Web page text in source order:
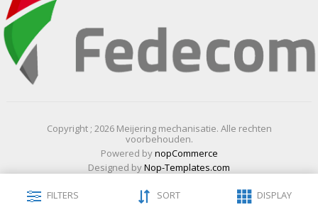
Copyright ; 2026 Meijering mechanisatie. Alle rechten
voorbehouden.
Powered bynopCommerce
Designed byNop-Templates.com
FILTERS SORT DISPLAY